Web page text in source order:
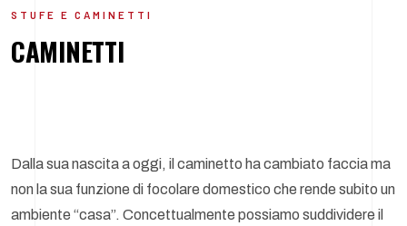
STUFE E CAMINETTI
CAMINETTI
Dalla sua nascita a oggi, il caminetto ha cambiato faccia ma
non la sua funzione di focolare domestico che rende subito un
ambiente “casa”. Concettualmente possiamo suddividere il